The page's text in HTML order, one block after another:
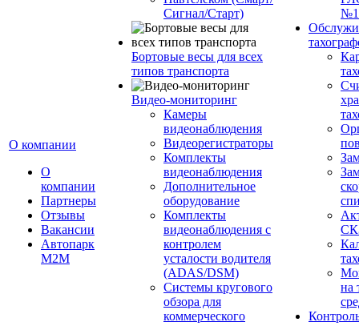
О компании
О
компании
Партнеры
Отзывы
Вакансии
Автопарк
М2М
Сигнал/Старт)
Бортовые весы для всех
типов транспорта
Видео-мониторинг
Камеры
видеонаблюдения
Видеорегистраторы
Комплекты
видеонаблюдения
Дополнительное
оборудование
Комплекты
видеонаблюдения с
контролем
усталости водителя
(ADAS/DSM)
Системы кругового
обзора для
коммерческого
на